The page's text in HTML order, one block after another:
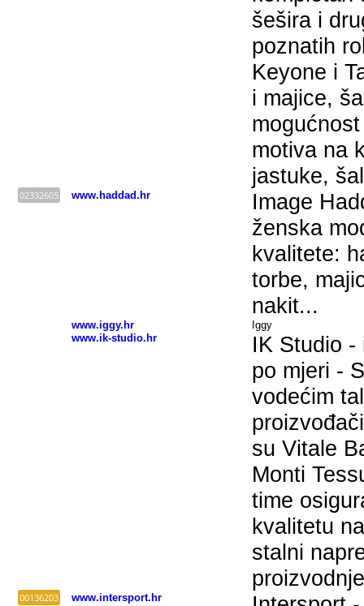
šešira i
poznatih
Keyone i
i majice,
motiva na
jastuke,
02332605 www.haddad.hr
Image
ženska
kvalitete:
torbe,
nakit...
www.iggy.hr
Iggy
www.ik-studio.hr
IK Studio -
po mjeri -
vodećim
su Vitale
Monti
time
kvalitetu
stalni
00136203 www.intersport.hr